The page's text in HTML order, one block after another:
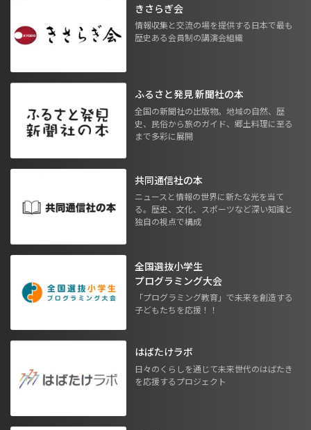
きさらぎ会
情報収集と交流の場を提供する日本で最も
歴史ある会員制の講演会組織
ふるさと発見 新聞社の本
全国の新聞社の出版物。地域の自然、歴
史、民俗から旅のガイド、郷土料理に至る
まで多彩に展開
共同通信社の本
ニュースと情報の世界に新たな光を当て
る。歴史、文化、スポーツなど深い知識と
独自の視点で構成
全国選抜小学生
プログラミング大会
「プログラミング教育」で未来を創造する
子どもたちを応援！！
はばたけラボ
日々のくらしを通じて未来世代のはばたき
を応援するプロジェクト